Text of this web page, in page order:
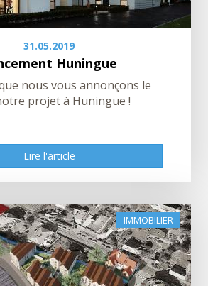
31.05.2019
Huningue
nous vous annonçons le
projet à Huningue !
Lire l'article
IMMOBILIER